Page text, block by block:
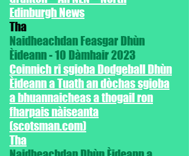
Edinburgh News
Tha
Naidheachdan Feasgar Dhùn
Èideann - 10 Dàmhair 2023
Coinnich ri sgioba Dodgeball Dhùn
Èideann a Tuath an dòchas sgioba
a bhuannaicheas a thogail ron
fharpais nàiseanta
(scotsman.com)
Tha